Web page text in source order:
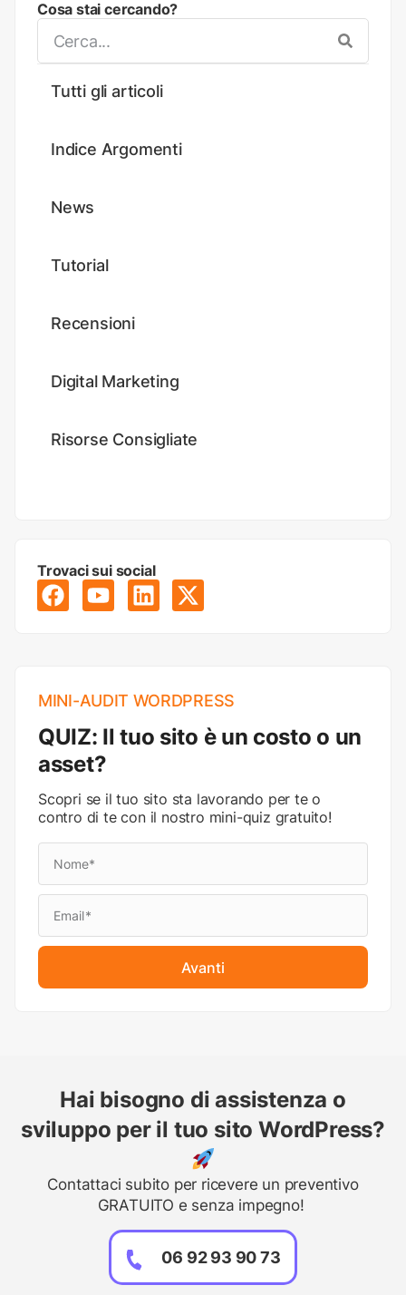
Cosa stai cercando?
Tutti gli articoli
Indice Argomenti
News
Tutorial
Recensioni
Digital Marketing
Risorse Consigliate
Trovaci sui social
MINI-AUDIT WORDPRESS
QUIZ: Il tuo sito è un costo o un
asset?
Scopri se il tuo sito sta lavorando per te o
contro di te con il nostro mini-quiz gratuito!
Avanti
Hai bisogno di assistenza o
sviluppo per il tuo sito WordPress?
Contattaci subito per ricevere un preventivo
GRATUITO e senza impegno!
06 92 93 90 73